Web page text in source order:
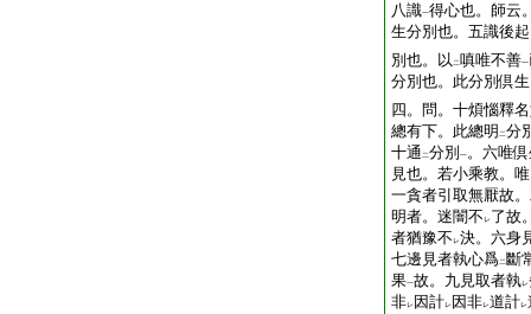
八識一得心也。師云
生分別也。五識後
別也。以 二嗔唯不善一
分別也。此分別倶
四。問。十煩惱釋
總有下。此總明 二分
十通 二分別 一。六唯
見也。若小乘教。
一貪者引取無厭故
明者。迷闇不 レ了故
者猶豫不 レ決。六身
七邊見者執心爲二 斷
果一故。九見取者執レ
非レ 因計レ 因非レ道計レ